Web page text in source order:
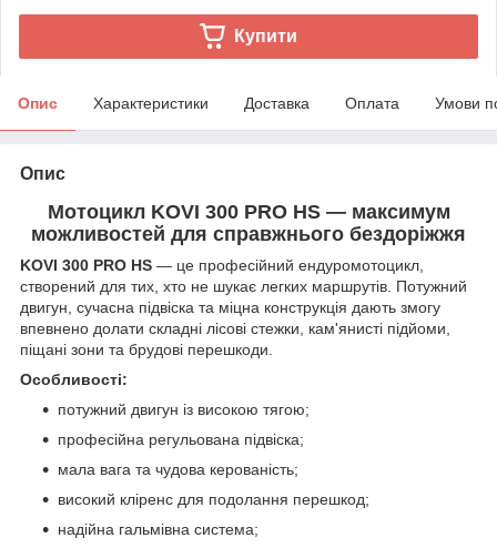
Купити
Опис Характеристики Доставка Оплата Умови
Опис
Мотоцикл KOVI 300 PRO HS — максимум
можливостей для справжнього бездоріжжя
KOVI 300 PRO HS — це професійний ендуромотоцикл,
створений для тих, хто не шукає легких маршрутів. Потужний
двигун, сучасна підвіска та міцна конструкція дають змогу
впевнено долати складні лісові стежки, кам'янисті підйоми,
піщані зони та брудові перешкоди.
Особливості:
потужний двигун із високою тягою;
професійна регульована підвіска;
мала вага та чудова керованість;
високий кліренс для подолання перешкод;
надійна гальмівна система;